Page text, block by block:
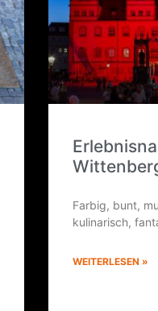
Far­big, bunt,
kuli­na­risch,
WEITERLESEN »